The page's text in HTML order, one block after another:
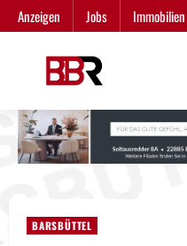
Zum
Inhalt
Anzeigen Jobs Immobilien
BARSBÜTTEL